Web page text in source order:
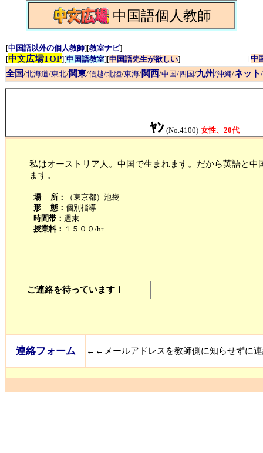
中国語個人教師
[中国語以外の個人教師][教室ナビ]
[中文広場TOP][中国語教室][中国語先生が欲しい] [中
全国/北海道/東北/関東/信越/北陸/東海/関西/中国/四国/九州/沖縄/ネット
ﾔﾝ (No.4100) 女性、20代
私はオーストリア人。中国で生まれます。だから英語と
ます。
場 所：
（東京都）池袋
形 態： 個別指導
時間帯： 週末
授業料： １５００/hr
ご連絡を待っています！
連絡フォーム ←←メールアドレスを教師側に知らせずに